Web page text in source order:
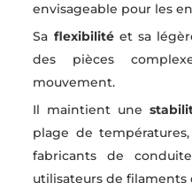
envisageable pour les
Sa flexibilitéet sa
des pièces
mouvement.
Il maintient une
plage de
fabricants de
utilisateurs de filaments